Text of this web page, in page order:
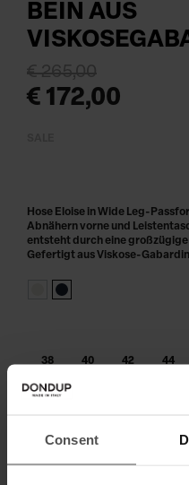
Consent
BEIN AUS
€ 172,00
€ 265,00
38 40 42 44
Hose Eloise in Wide Leg-
Abnähern vorne und
entsteht durch eine
Gefertigt aus Viskose-